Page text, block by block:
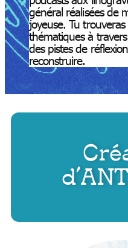
général réalisées de
joyeuse. Tu
thématiques à
des pistes de
reconstruire.